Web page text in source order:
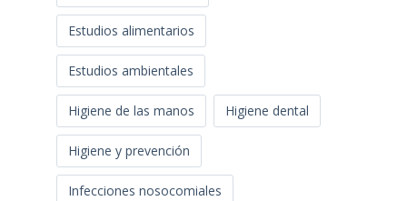
Estudios alimentarios
Estudios ambientales
Higiene de las manos Higiene dental
Higiene y prevención
Infecciones nosocomiales